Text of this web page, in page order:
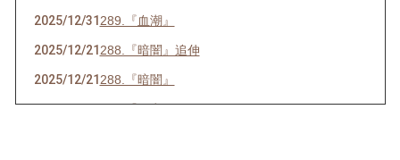
2025/12/31289.『血潮』
2025/12/21288.『暗闇』追伸
2025/12/21288.『暗闇』
2025/07/16286.『ネ申』